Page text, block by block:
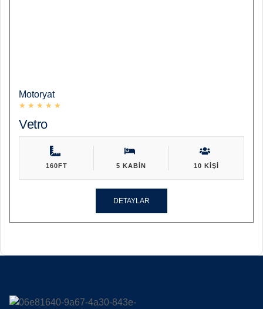
Motoryat
★ ★ ★ ★ ★
Vetro
160FT 5 KABIN 10 KIŞI
DETAYLAR